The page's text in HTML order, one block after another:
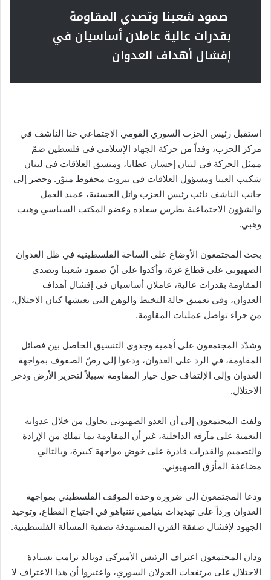
صمود شعبنا وتصدي المقاومة
بقدرات عالية عاملان أساسيان في
إفشال أهداف العدوان
استقبل رئيس الحزب السوري القومي الاجتماعي حنا الناشف في
مركز الحزب، وفداً من حركة الجهاد الإسلامي في فلسطين ضمّ
ممثل الحركة في لبنان إحسان عطايا، ومنسق العلاقات في لبنان
شكيب العينا ومسؤول العلاقات في بيروت محفوظ منوّر. وحضر إلى
جانب الناشف نائب رئيس الحزب وائل الحسنية، عميد العمل
والشؤون الاجتماعية بطرس سعاده وعضو المكتب السياسي وهيب
وهبي.
بحث المجتمعون الأوضاع على الساحة الفلسطينية في ظل العدوان
الصهيوني على قطاع غزة، وأكدوا على أنّ صمود شعبنا وتصدي
المقاومة بقدرات عالية، عاملان أساسيان في إفشال أهداف
العدوان، وفي تعميق حالة التخبط والوهن التي يعيشها كيان الاحتلال،
من جراء تواصل عمليات المقاومة.
وشدّد المجتمعون على أهمية وجدوى التنسيق الحاصل بين فصائل
المقاومة، في الرد على العدوان، ودعوا إلى رصّ الصفوف بمواجهة
العدوان وإلى الإلتفاف حول خيار المقاومة سبيلاً لتحرير الأرض ودحر
الاحتلال.
ولفت المجتمعون إلى أن العدو الصهيوني يحاول من خلال عدوانه
التعمية على مآزقه الداخلية، غير أن المقاومة بما تملك من الإرادة
والتصميم والقدرات قادرة على خوض مواجهة كبيرة، وبالتالي
مضاعفة المأزق الصهيوني.
ودعا المجتمعون إلى ضرورة وحدة الموقف الفلسطيني بمواجهة
العدوان ورداً على تهديدات بنيامين نتنياهو في اجتياح القطاع، وتوحيد
الجهود لإفشال صفقة القرن المستهدفة تصفية المسألة الفلسطينية.
ودان المجتمعون اعتراف الرئيس الأميركي دونالد ترامب بسيادة
الاحتلال على مرتفعات الجولان السوري، واعتبروا أن هذا الاعتراف لا